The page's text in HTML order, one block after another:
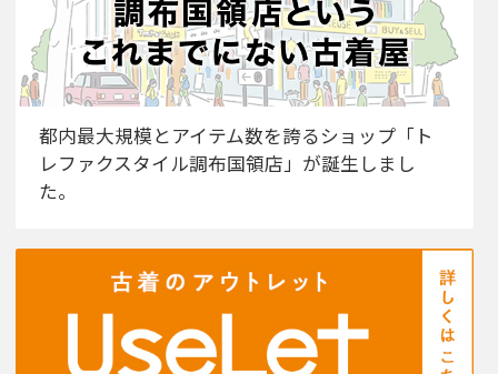
都内最大規模とアイテム数を誇るショップ「ト
レファクスタイル調布国領店」が誕生しまし
た。